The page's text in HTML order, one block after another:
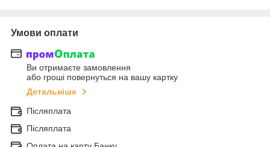
Умови оплати
Ви отримаєте замовлення
або гроші повернуться на вашу картку
Детальніше
Післяплата
Післяплата